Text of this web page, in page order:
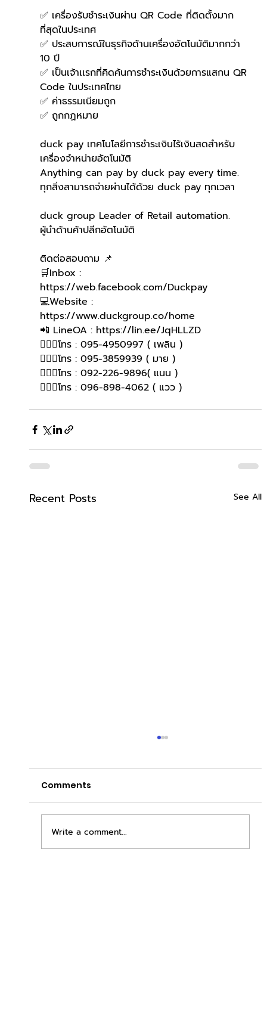
✅ เครื่องรับชำระเงินผ่าน QR Code ที่ติดตั้งมาก
ที่สุดในประเทศ
✅ ประสบการณ์ในธุรกิจด้านเครื่องอัตโนมัติมากกว่า
10 ปี
✅ เป็นเจ้าเเรกที่คิดค้นการชำระเงินด้วยการแสกน QR
Code ในประเทศไทย
✅ ค่าธรรมเนียมถูก
✅ ถูกกฏหมาย
duck pay เทคโนโลยีการชำระเงินไร้เงินสดสำหรับ
เครื่องจำหน่ายอัตโนมัติ
Anything can pay by duck pay every time.
ทุกสิ่งสามารถจ่ายผ่านได้ด้วย duck pay ทุกเวลา
duck group Leader of Retail automation.
ผู้นำด้านค้าปลีกอัตโนมัติ
ติดต่อสอบถาม 📌
🛒Inbox :
https://web.facebook.com/Duckpay
💻Website :
https://www.duckgroup.co/home
📲 LineOA : https://lin.ee/JqHLLZD
🙋🏻‍♀โทร : 095-4950997 ( เพลิน )
🙋🏻‍♀โทร : 095-3859939 ( มาย )
🙋🏻‍♀️โทร : 092-226-9896( แนน )
🙋🏻‍♀โทร : 096-898-4062 ( แวว )
Recent Posts See All
Comments
Write a comment...